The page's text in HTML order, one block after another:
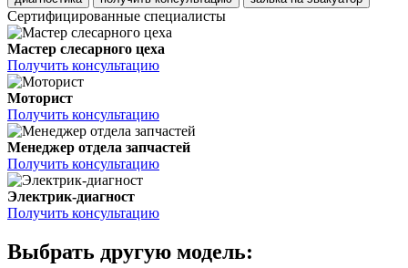
Сертифицированные специалисты
Мастер слесарного цеха
Получить консультацию
Моторист
Получить консультацию
Менеджер отдела запчастей
Получить консультацию
Электрик-диагност
Получить консультацию
Выбрать другую модель: